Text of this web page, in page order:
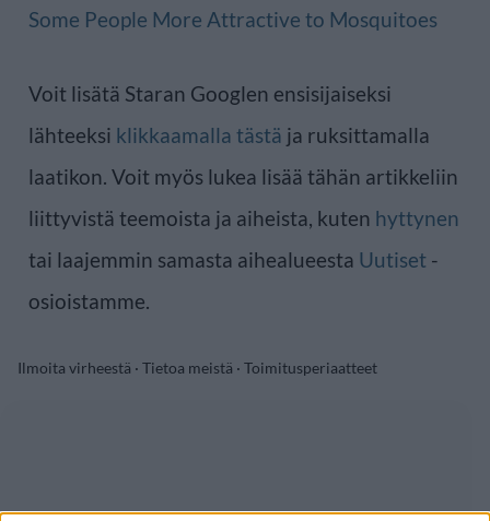
Some People More Attractive to Mosquitoes
Voit lisätä Staran Googlen ensisijaiseksi
lähteeksi klikkaamalla tästä ja ruksittamalla
laatikon. Voit myös lukea lisää tähän artikkeliin
liittyvistä teemoista ja aiheista, kuten hyttynen
tai laajemmin samasta aihealueesta Uutiset -
osioistamme.
Ilmoita virheestä · Tietoa meistä · Toimitusperiaatteet